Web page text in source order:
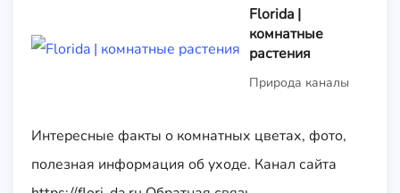
Florida |
комнатные
растения
Природа каналы
Интересные факты о комнатных цветах, фото,
полезная информация об уходе. Канал сайта